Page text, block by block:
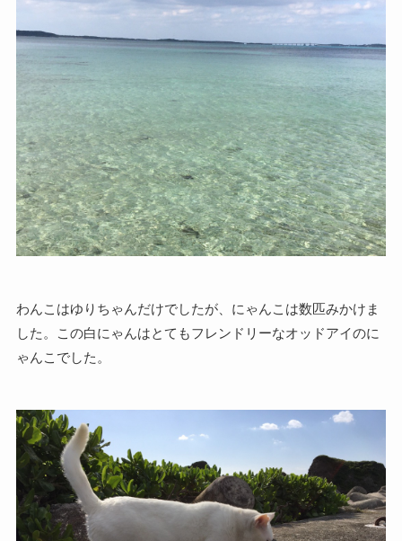
わんこはゆりちゃんだけでしたが、にゃんこは数匹みかけま
した。この白にゃんはとてもフレンドリーなオッドアイのに
ゃんこでした。